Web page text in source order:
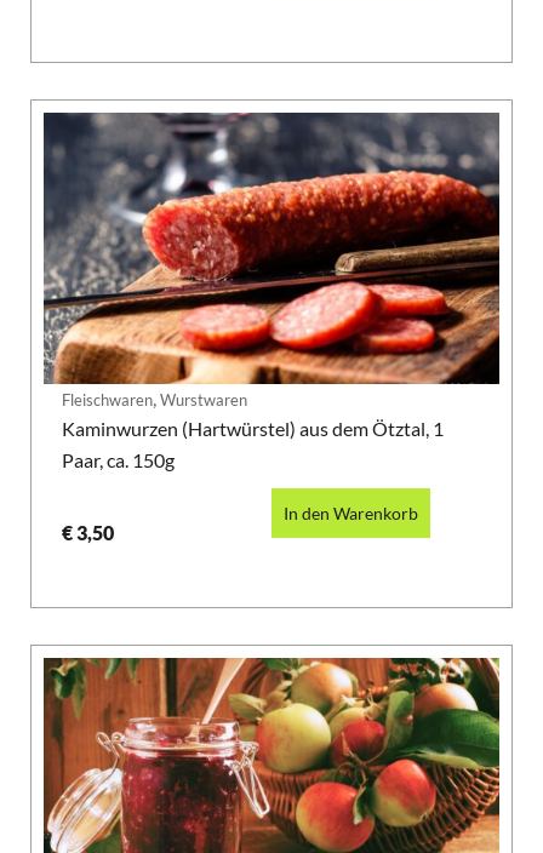
Fleischwaren,Wurstwaren
Kaminwurzen (Hartwürstel) aus dem Ötztal, 1
Paar, ca. 150g
€3,50
In den Warenkorb